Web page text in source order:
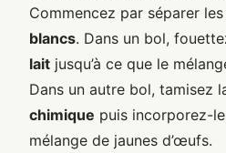
Commencez par séparer les
blancs. Dans un bol,
lait jusqu’à ce que le
Dans un autre bol, tamisez
chimique puis incorporez-
mélange de jaunes d’œufs.